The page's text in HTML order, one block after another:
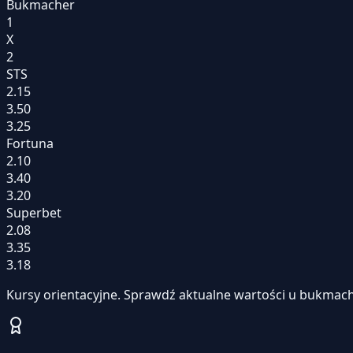
Bukmacher
1
X
2
STS
2.15
3.50
3.25
Fortuna
2.10
3.40
3.20
Superbet
2.08
3.35
3.18
Kursy orientacyjne. Sprawdź aktualne wartości u